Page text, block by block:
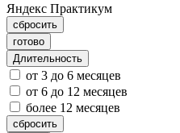
Яндекс Практикум
сбросить
готово
Длительность
от 3 до 6 месяцев
от 6 до 12 месяцев
более 12 месяцев
сбросить